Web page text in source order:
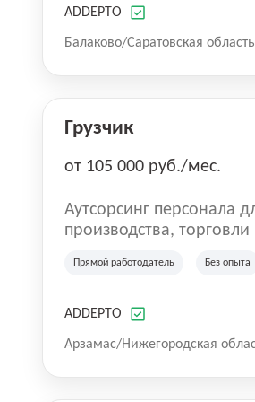
водитель штабелера,
сотрудник магазина,
женщин.
ADDEPTO
Балаково/Саратовская область
Грузчик
от 105 000 руб./мес.
Аутсорсинг персонала
производства, торговли и
на рынке с 2016 года.
водитель штабелера,
сотрудник магазина,
женщин.
Прямой работодатель Без опыта
ADDEPTO
Арзамас/Нижегородская